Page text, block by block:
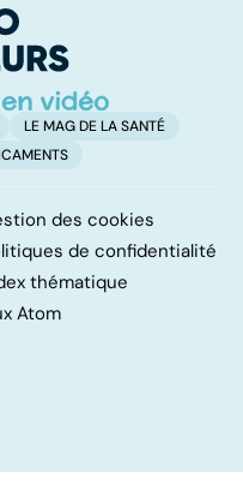
?
LE MAG DE LA SANTÉ
des cookies
de confidentialité
thématique
Atom